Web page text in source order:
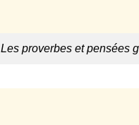
Les proverbes et pensées